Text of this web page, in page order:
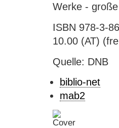
Werke -
ISBN 978-3-
10.00 (AT)
Quelle: DNB
biblio-net
mab2